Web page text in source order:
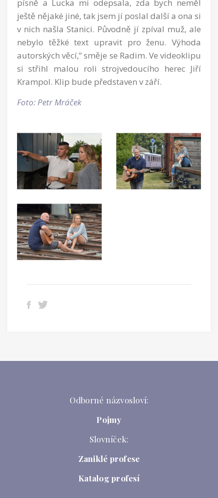
písně a Lucka mi odepsala, zda bych neměl
ještě nějaké jiné, tak jsem jí poslal další a ona si
v nich našla Stanici. Původně jí zpíval muž, ale
nebylo těžké text upravit pro ženu. Výhoda
autorských věcí,” směje se Radim. Ve videoklipu
si střihl malou roli strojvedoucího herec Jiří
Krampol. Klip bude představen v září.
Foto: Petr Mráček
Odborné názvosloví:
Pojmy
Slovníček:
Zaniklé profese
Katalog profesí